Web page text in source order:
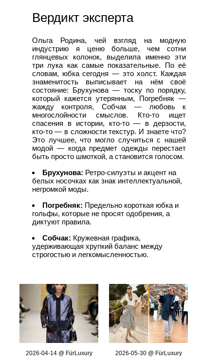
Вердикт эксперта
Ольга Родина, чей взгляд на модную
индустрию я ценю больше, чем сотни
глянцевых колонок, выделила именно эти
три лука как самые показательные. По её
словам, юбка сегодня — это холст. Каждая
знаменитость выписывает на нём своё
состояние: Брухунова — тоску по порядку,
который кажется утерянным, Погребняк —
жажду контроля, Собчак — любовь к
многослойности смыслов. Кто-то ищет
спасения в истории, кто-то — в дерзости,
кто-то — в сложности текстур. И знаете что?
Это лучшее, что могло случиться с нашей
модой — когда предмет одежды перестает
быть просто шмоткой, а становится голосом.
Брухунова: Ретро-силуэты и акцент на
белых носочках как знак интеллектуальной,
негромкой моды.
Погребняк: Предельно короткая юбка и
гольфы, которые не просят одобрения, а
диктуют правила.
Собчак: Кружевная графика,
удерживающая хрупкий баланс между
строгостью и легкомысленностью.
2026-04-14 @ FürLuxury 2026-05-30 @ FürLuxury